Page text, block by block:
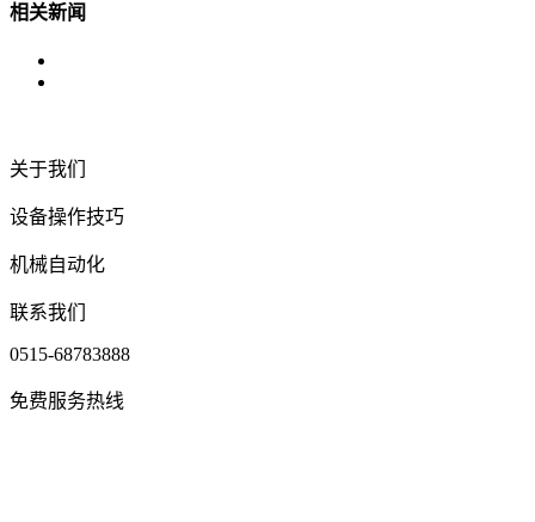
相关新闻
关于我们
设备操作技巧
机械自动化
联系我们
0515-68783888
免费服务热线